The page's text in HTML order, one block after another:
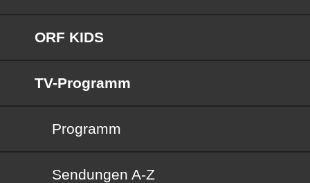
ORF KIDS
TV-Programm
Programm
Sendungen von A bis Z
Sendungen A-Z